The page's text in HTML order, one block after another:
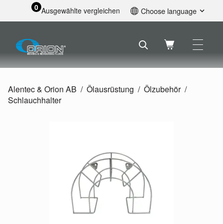
0 Ausgewählte vergleichen Choose language
Svenska
Nederlands
Deutsch
Alentec & Orion AB Ölausrüstung
Ölzubehör
Schlauchhalter